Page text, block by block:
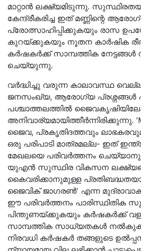
മാറ്റാൻ ലക്ഷ്യമിടുന്നു.
കേന്ദ്രീകരിച്ച ഇത് മണ്ണിന്റെ
പ്രോത്സാഹിപ്പിക്കുകയും രാസ
കുറയ്ക്കുകയും നൂതന കാർഷിക
കർഷകർക്ക് സാമ്പത്തിക
ചെയ്യുന്നു.
വർദ്ധിച്ചു വരുന്ന കാലാവസ്ഥ
ജനസംഖ്യ, ആരോഗ്യ പ്രശ്നങ്ങൾ
പശ്ചാത്തലത്തിൽ
അനിവാര്യമായിത്തീർന്നിരിക്കുന്നു.
ജൈവ, പ്രകൃതിദത്തവും
ഒരു പരിപാടി മാത്രമല്ല- ഇത്
മേഖലയെ പരിവർത്തനം
യുഎൻ സുസ്ഥിര വികസന
കൈവരിക്കാനുമുള്ള
ജൈവിക് ജാഗരൺ' എന്ന
ഈ പരിവർത്തനം പാരിസ്ഥിതിക
പിന്തുണയ്ക്കുകയും കർഷകർക്ക്
സാമ്പത്തിക സാധ്യതകൾ
നിരവധി കർഷകർ തങ്ങളുടെ